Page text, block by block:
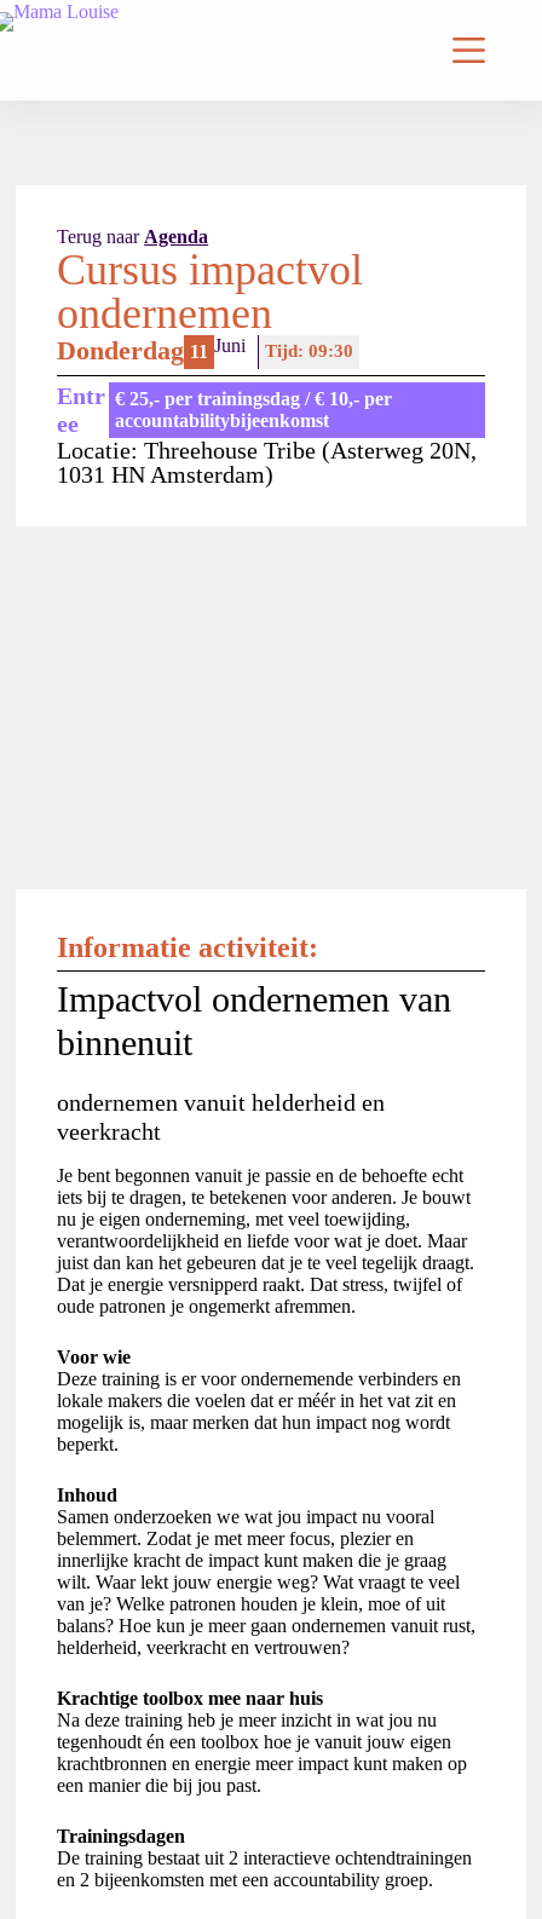
Terug naar Agenda
Cursus impactvol
ondernemen
Donderdag 11 Juni Tijd: 09:30
Entr
Ee
€ 25,- per trainingsdag / € 10,- per
accountabilitybijeenkomst
Locatie: Threehouse Tribe (Asterweg 20N,
1031 HN Amsterdam)
Informatie activiteit:
Impactvol ondernemen van
binnenuit
ondernemen vanuit helderheid en
veerkracht
Je bent begonnen vanuit je passie en de behoefte echt
iets bij te dragen, te betekenen voor anderen. Je bouwt
nu je eigen onderneming, met veel toewijding,
verantwoordelijkheid en liefde voor wat je doet. Maar
juist dan kan het gebeuren dat je te veel tegelijk draagt.
Dat je energie versnipperd raakt. Dat stress, twijfel of
oude patronen je ongemerkt afremmen.
Voor wie
Deze training is er voor ondernemende verbinders en
lokale makers die voelen dat er méér in het vat zit en
mogelijk is, maar merken dat hun impact nog wordt
beperkt.
Inhoud
Samen onderzoeken we wat jou impact nu vooral
belemmert. Zodat je met meer focus, plezier en
innerlijke kracht de impact kunt maken die je graag
wilt. Waar lekt jouw energie weg? Wat vraagt te veel
van je? Welke patronen houden je klein, moe of uit
balans? Hoe kun je meer gaan ondernemen vanuit rust,
helderheid, veerkracht en vertrouwen?
Krachtige toolbox mee naar huis
Na deze training heb je meer inzicht in wat jou nu
tegenhoudt én een toolbox hoe je vanuit jouw eigen
krachtbronnen en energie meer impact kunt maken op
een manier die bij jou past.
Trainingsdagen
De training bestaat uit 2 interactieve ochtendtrainingen
en 2 bijeenkomsten met een accountability groep.